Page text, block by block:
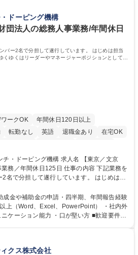
っているため、安心して成長できます。 募
務◆賞与5ヶ月◆年休120日◆残業少なめ◆
長と組織への貢献度をダイレクトに実感で
モート可など、ワークライフバランスを保
「これまでの幅広い経験を活かし、長期的な
向きな意欲と挑戦を全力で応援します。 学
専 短大 専修学校 高校 語学力： 資格：日商
日商簿記検定3級
ドーピング機構
団法人の総務人事業務/年間休日
バー2名で分担して遂行しています。 はじめは担当
ゆくはリーダーやマネージャーポジションとして活
ークOK
年間休日120日以上
転勤なし 英語 退職金あり
在宅OK
グ機構 求人名 【東京／文京
125日 仕事の内容 下記業務を
名で分担して遂行しています。 はじめは担
き、ゆくゆくはリーダーやマネージャーポ
ています。 【総務・人事グルー
連 ・採用活動 ・教育研修の企画、実行 ・勤
・法定の会議運営（評議員会、理事会） ・
らの問合せ、相談対応 ・その他日常の総務
成金や補助金の申請・四半期、年間報告経験
上（Word、Excel、PowerPoint） ・社内外
ション能力 ・口が堅い方 ■歓迎要件
クス株式会社